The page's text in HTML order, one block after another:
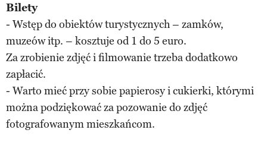
Bilety
- Wstęp do obiektów turystycznych – zamków,
muzeów itp. – kosztuje od 1 do 5 euro.
Za zrobienie zdjęć i filmowanie trzeba dodatkowo
zapłacić.
- Warto mieć przy sobie papierosy i cukierki, którymi
można podziękować za pozowanie do zdjęć
fotografowanym mieszkańcom.